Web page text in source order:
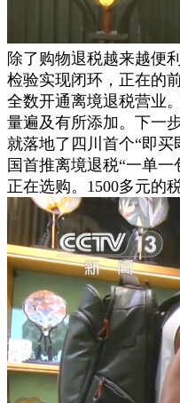
除了购物退税越来越便
检验实现闭环，正在的
全数开通离境退税营业
量遍及有所添加。下一
就落地了四川首个“即
国首推离境退税“一单
正在选购。1500多元的